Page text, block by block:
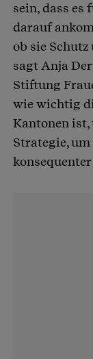
sein, dass es
darauf
ob sie
sagt Anja
Stiftung
wie wichtig
Kantonen
Strategie,